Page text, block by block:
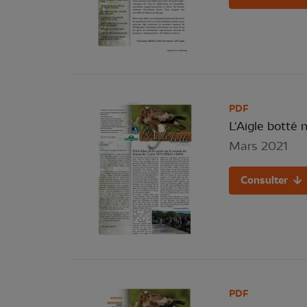
PDF
L'Aigle botté
Mars 2021
Consulter
PDF